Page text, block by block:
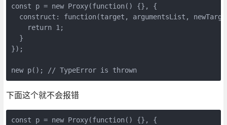
const p = new Proxy(function() {}, {
construct: function(target, argumentsList,
    return 1;
  }
});
new p(); // TypeError is thrown
下面这个就不会报错
const p = new Proxy(function() {}, {